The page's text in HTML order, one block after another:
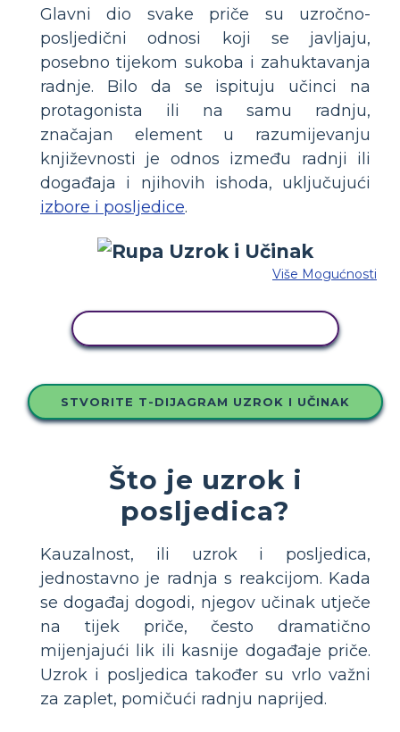
Glavni dio svake priče su uzročno-
posljedični odnosi koji se javljaju,
posebno tijekom sukoba i zahuktavanja
radnje. Bilo da se ispituju učinci na
protagonista ili na samu radnju,
značajan element u razumijevanju
književnosti je odnos između radnji ili
događaja i njihovih ishoda, uključujući
izbore i posljedice.
Više Mogućnosti
STVORITE T-DIJAGRAM UZROK I UČINAK
Što je uzrok i
posljedica?
Kauzalnost, ili uzrok i posljedica,
jednostavno je radnja s reakcijom. Kada
se događaj dogodi, njegov učinak utječe
na tijek priče, često dramatično
mijenjajući lik ili kasnije događaje priče.
Uzrok i posljedica također su vrlo važni
za zaplet, pomičući radnju naprijed.